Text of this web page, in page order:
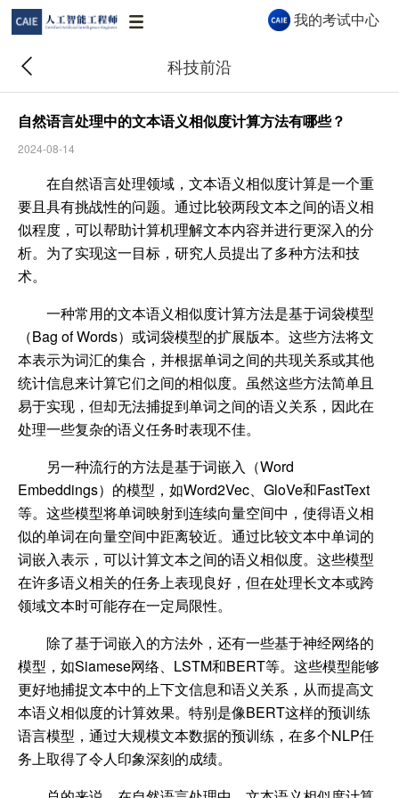
我的考试中心
科技前沿
自然语言处理中的文本语义相似度计算方法有哪些？
2024-08-14
在自然语言处理领域，文本语义相似度计算是一个重
要且具有挑战性的问题。通过比较两段文本之间的语义相
似程度，可以帮助计算机理解文本内容并进行更深入的分
析。为了实现这一目标，研究人员提出了多种方法和技
术。
一种常用的文本语义相似度计算方法是基于词袋模型
（Bag of Words）或词袋模型的扩展版本。这些方法将文
本表示为词汇的集合，并根据单词之间的共现关系或其他
统计信息来计算它们之间的相似度。虽然这些方法简单且
易于实现，但却无法捕捉到单词之间的语义关系，因此在
处理一些复杂的语义任务时表现不佳。
另一种流行的方法是基于词嵌入（Word
Embeddings）的模型，如Word2Vec、GloVe和FastText
等。这些模型将单词映射到连续向量空间中，使得语义相
似的单词在向量空间中距离较近。通过比较文本中单词的
词嵌入表示，可以计算文本之间的语义相似度。这些模型
在许多语义相关的任务上表现良好，但在处理长文本或跨
领域文本时可能存在一定局限性。
除了基于词嵌入的方法外，还有一些基于神经网络的
模型，如Siamese网络、LSTM和BERT等。这些模型能够
更好地捕捉文本中的上下文信息和语义关系，从而提高文
本语义相似度的计算效果。特别是像BERT这样的预训练
语言模型，通过大规模文本数据的预训练，在多个NLP任
务上取得了令人印象深刻的成绩。
CAIE AI 助手 · 秒级解答认证与报考问题
问题都可以问我。
02:27